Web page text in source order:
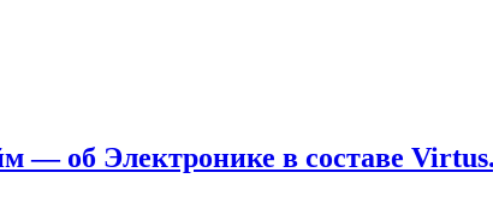
— об Электронике в составе